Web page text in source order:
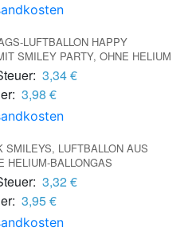
LUFTBALLON HAPPY
SMILEY PARTY, OHNE HELIUM
3,34 €
3,98 €
SMILEYS, LUFTBALLON AUS
HELIUM-BALLONGAS
3,32 €
3,95 €